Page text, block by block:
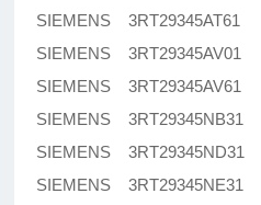
SIEMENS 3RT29345AT61
SIEMENS 3RT29345AV01
SIEMENS 3RT29345AV61
SIEMENS 3RT29345NB31
SIEMENS 3RT29345ND31
SIEMENS 3RT29345NE31